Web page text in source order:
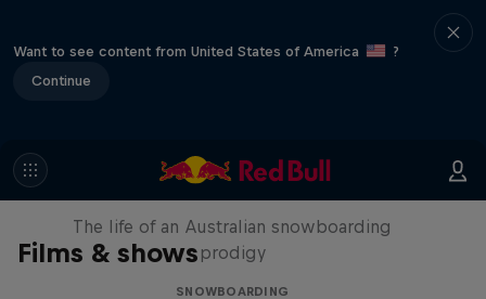
Want to see content from United States of America
?
Continue
Films & shows
Volare: Valentino Guseli
The life of an Australian snowboarding
prodigy
SNOWBOARDING